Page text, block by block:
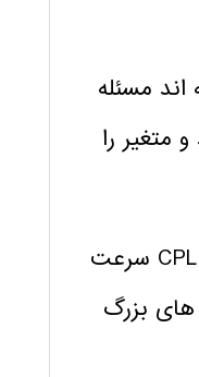
اند مسئله
متغیر را
نکته بعدی در مورد CPLEX سرعت
های بزرگ